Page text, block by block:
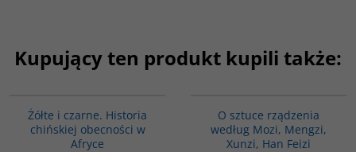
Kupujący ten produkt kupili także:
Żółte i czarne. Historia
chińskiej obecności w
Afryce
O sztuce rządzenia
według Mozi, Mengzi,
Xunzi, Han Feizi